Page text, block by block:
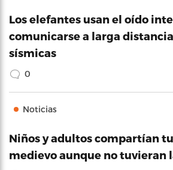
Los elefantes usan el oído
comunicarse a larga
sísmicas
0
Noticias
Niños y adultos compartían
medievo aunque no tuvieran